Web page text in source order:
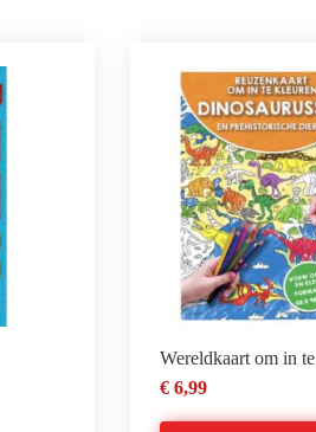
Wereldkaart om in
€ 6,99